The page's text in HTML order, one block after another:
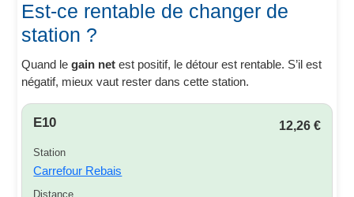
Est-ce rentable de changer de
station ?
Quand legain net est positif, le détour est rentable. S’il est
négatif, mieux vaut rester dans cette station.
E10 12,26 €
Station
Carrefour Rebais
Distance